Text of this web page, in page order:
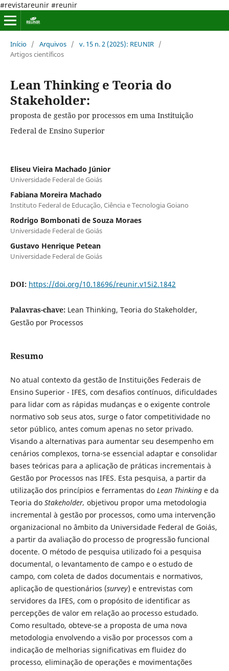
#revistareunir #reunir
Início / Arquivos / v. 15 n. 2 (2025): REUNIR /
Artigos científicos
Lean Thinking e Teoria do
Stakeholder:
proposta de gestão por processos em uma Instituição
Federal de Ensino Superior
Eliseu Vieira Machado Júnior
Universidade Federal de Goiás
Fabiana Moreira Machado
Instituto Federal de Educação, Ciência e Tecnologia Goiano
Rodrigo Bombonati de Souza Moraes
Universidade Federal de Goiás
Gustavo Henrique Petean
Universidade Federal de Goiás
DOI: https://doi.org/10.18696/reunir.v15i2.1842
Palavras-chave: Lean Thinking, Teoria do Stakeholder,
Gestão por Processos
Resumo
No atual contexto da gestão de Instituições Federais de
Ensino Superior - IFES, com desafios contínuos, dificuldades
para lidar com as rápidas mudanças e o exigente controle
normativo sob seus atos, surge o fator competitividade no
setor público, antes comum apenas no setor privado.
Visando a alternativas para aumentar seu desempenho em
cenários complexos, torna-se essencial adaptar e consolidar
bases teóricas para a aplicação de práticas incrementais à
Gestão por Processos nas IFES. Esta pesquisa, a partir da
utilização dos princípios e ferramentas do Lean Thinkinge da
Teoria do Stakeholder, objetivou propor uma metodologia
incremental à gestão por processos, como uma intervenção
organizacional no âmbito da Universidade Federal de Goiás,
a partir da avaliação do processo de progressão funcional
docente. O método de pesquisa utilizado foi a pesquisa
documental, o levantamento de campo e o estudo de
campo, com coleta de dados documentais e normativos,
aplicação de questionários (survey) e entrevistas com
servidores da IFES, com o propósito de identificar as
percepções de valor em relação ao processo estudado.
Como resultado, obteve-se a proposta de uma nova
metodologia envolvendo a visão por processos com a
indicação de melhorias significativas em fluidez do
processo, eliminação de operações e movimentações